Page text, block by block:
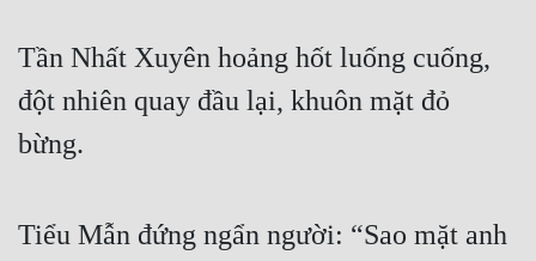
Huyền Ảo
Hài Hước
Tần Nhất Xuyên hoảng hốt luống cuống,
đột nhiên quay đầu lại, khuôn mặt đỏ
bừng.
Tiểu Mẫn đứng ngẩn người: “Sao mặt anh